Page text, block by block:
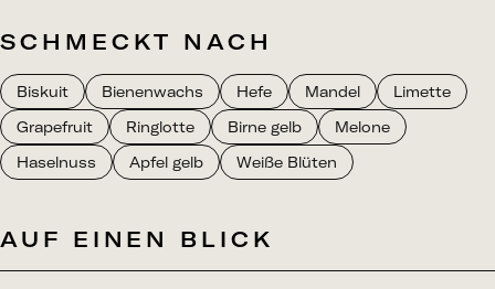
SCHMECKT NACH
Biskuit Bienenwachs Hefe Mandel
Limette
Grapefruit
Ringlotte Birne gelb
Melone
Haselnuss
Apfel gelb Weiße Blüten
AUF EINEN BLICK